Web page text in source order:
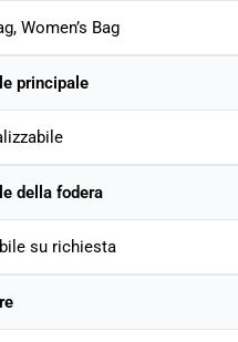
Women’s Bag
principale
della fodera
su richiesta